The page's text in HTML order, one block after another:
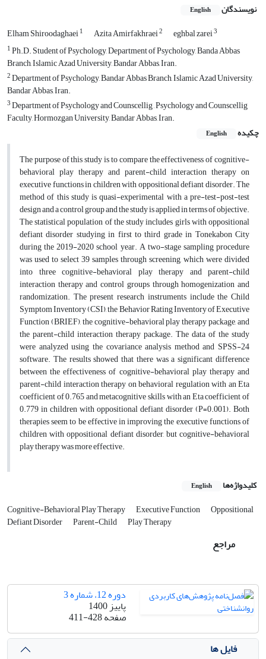
نویسندگان English
Elham Shiroodaghaei1 Azita Amirfakhraei2 eghbal zarei3
1Ph.D. Student of Psychology, Department of Psychology, Banda Abbas
Branch, Islamic Azad University, Bandar Abbas, Iran.
2Department of Psychology, Bandar Abbas Branch, Islamic Azad University,
Bandar Abbas, Iran.
3Department of Psychology and Counscellig , Psychology and Counscellig
Faculty, Hormozgan University, Bandar Abbas, Iran.
چکیده
English
The purpose of this study is to compare the effectiveness of cognitive-
behavioral play therapy and parent-child interaction therapy on
executive functions in children with oppositional defiant disorder. The
method of this study is quasi-experimental with a pre-test-post-test
design and a control group and the study is applied in terms of objective.
The statistical population of the study includes girls with oppositional
defiant disorder studying in first to third grade in Tonekabon City
during the 2019-2020 school year. A two-stage sampling procedure
was used to select 39 samples through screening, which were divided
into three cognitive-behavioral play therapy and parent-child
interaction therapy and control groups through homogenization and
randomization. The present research instruments include the Child
Symptom Inventory (CSI), the Behavior Rating Inventory of Executive
Function (BRIEF), the cognitive-behavioral play therapy package, and
the parent-child interaction therapy package. The data of the study
were analyzed using the covariance analysis method and SPSS-24
software. The results showed that there was a significant difference
between the effectiveness of cognitive-behavioral play therapy and
parent-child interaction therapy on behavioral regulation with an Eta
coefficient of 0.765 and metacognitive skills with an Eta coefficient of
0.779 in children with oppositional defiant disorder (P=0.001). Both
therapies seem to be effective in improving the executive functions of
children with oppositional defiant disorder, but cognitive-behavioral
play therapy was more effective.
کلیدواژه‌ها English
Cognitive-Behavioral Play Therapy Executive Function Oppositional
Defiant Disorder Parent-Child Play Therapy
مراجع
دوره 12، شماره 3
پاییز 1400
صفحه411-428
فایل ها